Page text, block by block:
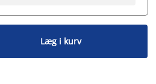
Læg i kurv